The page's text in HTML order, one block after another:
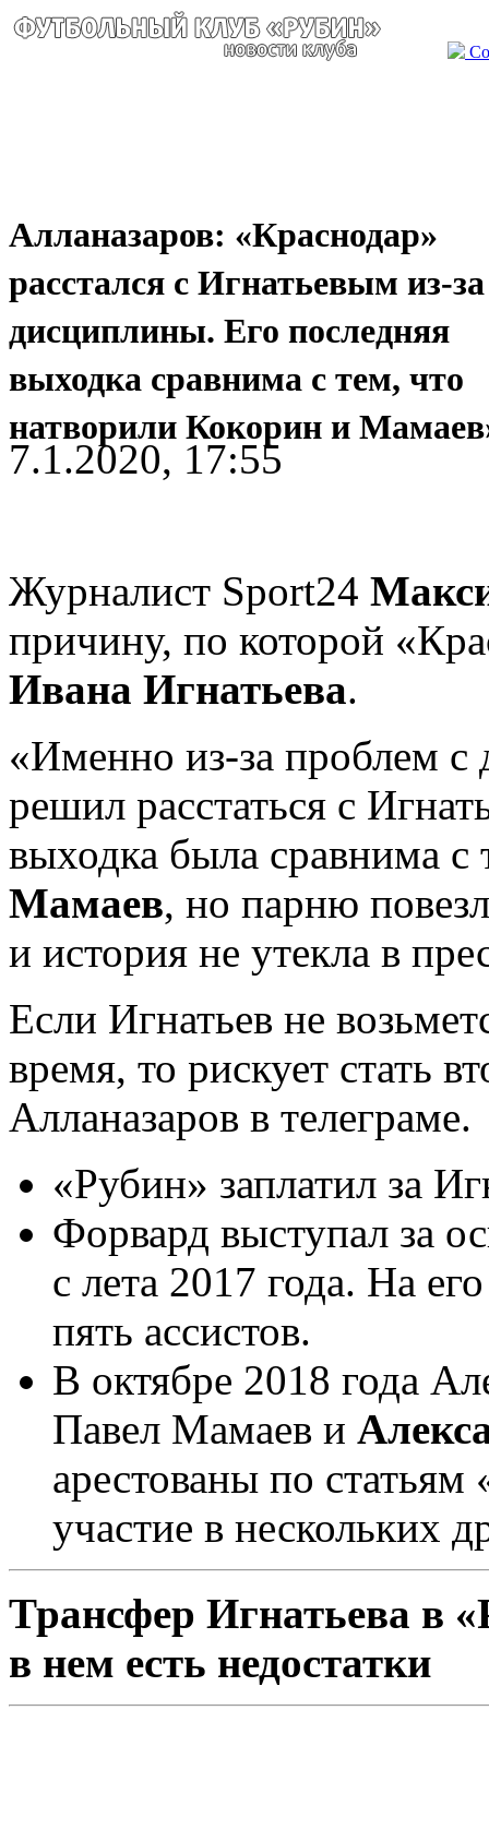
Алланазаров: «Краснодар»
расстался с Игнатьевым из-за
дисциплины. Его последняя
выходка сравнима с тем, что
натворили Кокорин и
7.1.2020, 17:55
Журналист Sport24
причину, по которой
Ивана Игнатьева.
«Именно из-за проблем
решил расстаться с
выходка была сравнима
Мамаев, но парню
и история не утекла в
Если Игнатьев не
время, то рискует стать
Алланазаров в телеграме.
«Рубин» заплатил за
Форвард выступал за
с лета 2017 года. На
пять ассистов.
В октябре 2018 года
Павел Мамаев и
арестованы по
участие в нескольких
Трансфер Игнатьева в
в нем есть недостатки